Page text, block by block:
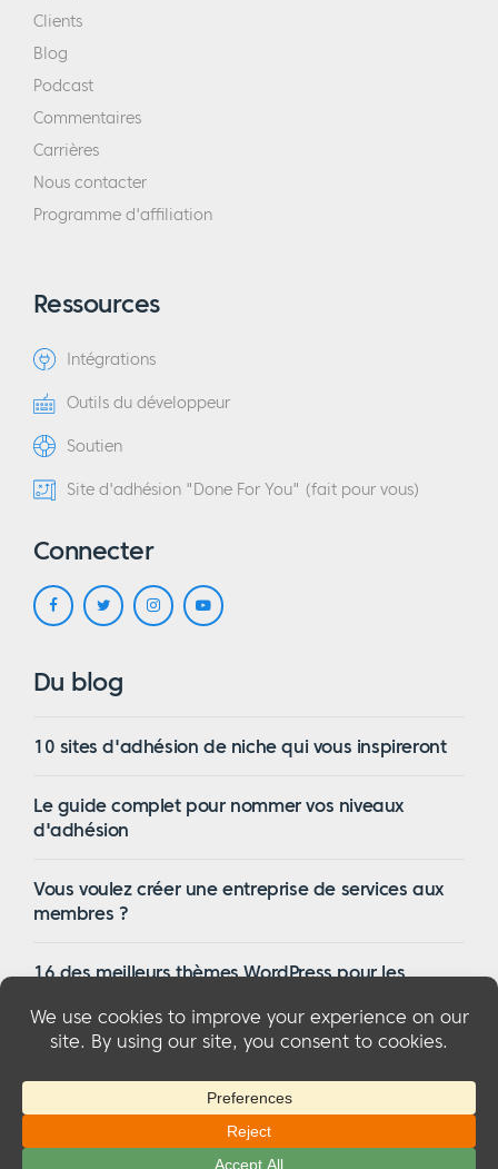
Clients
Blog
Podcast
Commentaires
Carrières
Nous contacter
Programme d'affiliation
Ressources
Intégrations
Outils du développeur
Soutien
Site d'adhésion "Done For You" (fait pour vous)
Connecter
Du blog
10 sites d'adhésion de niche qui vous inspireront
Le guide complet pour nommer vos niveaux
d'adhésion
Vous voulez créer une entreprise de services aux
membres ?
16 des meilleurs thèmes WordPress pour les
© 2026 MemberMouse, LLCPolitique de confidentialité
Conditions générales d'utilisation
Divulgation de la FTC